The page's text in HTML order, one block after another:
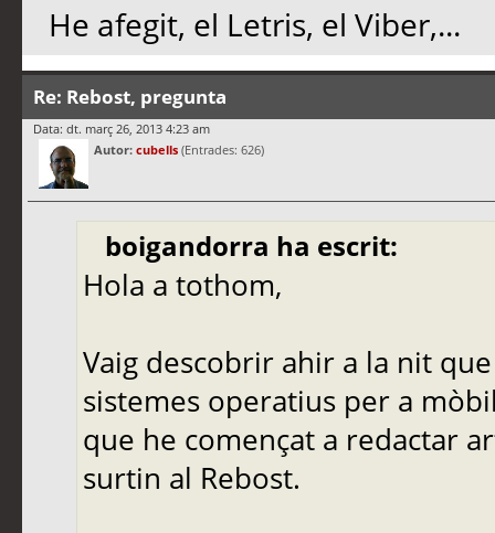
He afegit, el Letris, el Viber,...
Re: Rebost, pregunta
Data: dt. març 26, 2013 4:23 am
Autor: cubells (Entrades: 626)
boigandorra ha escrit:
Hola a tothom,
Vaig descobrir ahir a la nit
sistemes operatius per a
que he començat a redactar
surtin al Rebost.